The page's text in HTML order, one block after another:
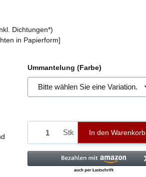
Dichtungen*)
in Papierform]
Ummantelung (Farbe)
Bitte wählen Sie eine Variation.
Stk In den Warenkorb